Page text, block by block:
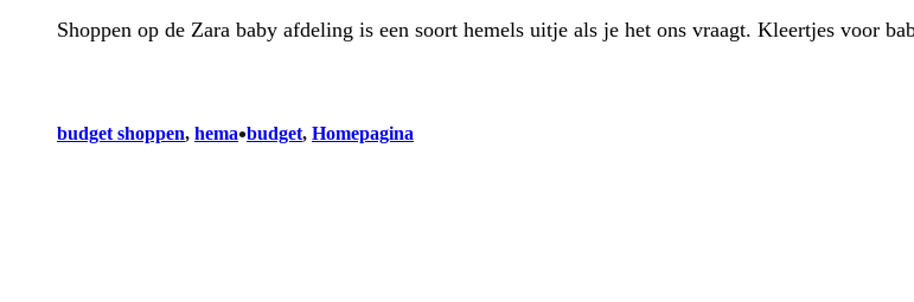
Shoppen op de Zara baby afdeling is een soort hemels uitje als je het ons vraagt. Kleertjes voor
budget shoppen, hema•budget, Homepagina